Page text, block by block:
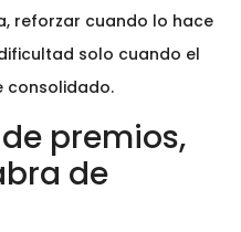
reforzar cuando lo hace
solo cuando el
consolidado.
premios,
de